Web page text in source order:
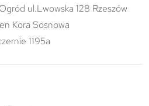
ul.Lwowska 128 Rzeszów
Kora Sosnowa
1195a